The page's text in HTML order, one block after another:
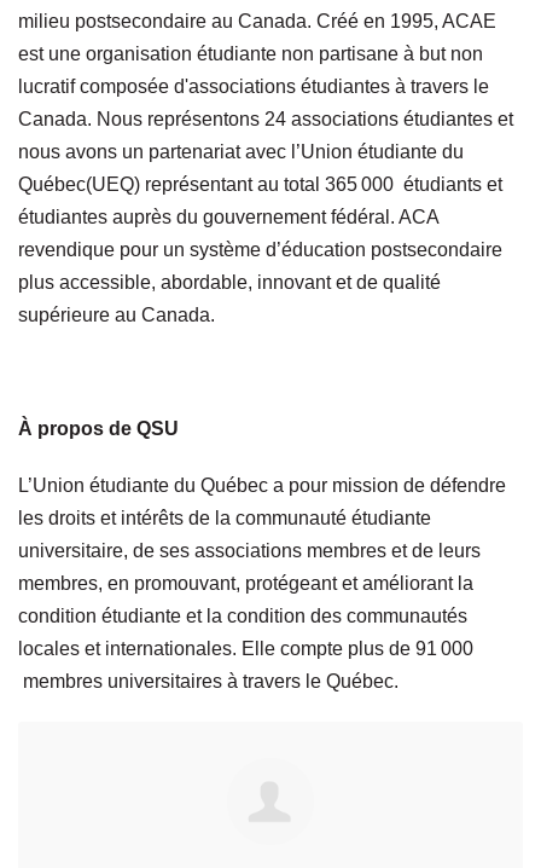
milieu postsecondaire au Canada. Créé en 1995, ACAE
est une organisation étudiante non partisane à but non
lucratif composée d'associations étudiantes à travers le
Canada. Nous représentons 24 associations étudiantes et
nous avons un partenariat avec l’Union étudiante du
Québec(UEQ) représentant au total 365 000 étudiants et
étudiantes auprès du gouvernement fédéral. ACA
revendique pour un système d’éducation postsecondaire
plus accessible, abordable, innovant et de qualité
supérieure au Canada.
À propos de QSU
L’Union étudiante du Québec a pour mission de défendre
les droits et intérêts de la communauté étudiante
universitaire, de ses associations membres et de leurs
membres, en promouvant, protégeant et améliorant la
condition étudiante et la condition des communautés
locales et internationales. Elle compte plus de 91 000
membres universitaires à travers le Québec.